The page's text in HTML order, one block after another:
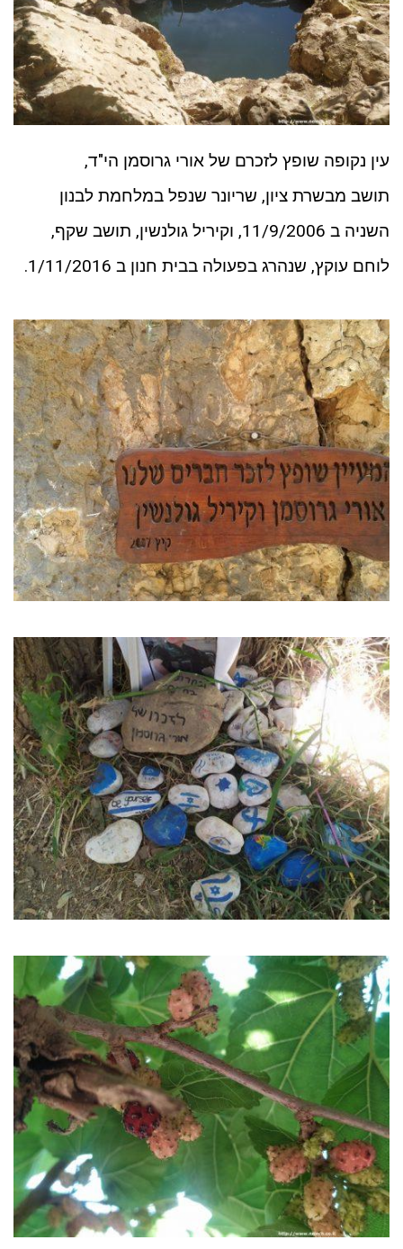
עין נקופה שופץ לזכרם של אורי גרוסמן הי"ד,
תושב מבשרת ציון, שריונר שנפל במלחמת לבנון
השניה ב 11/9/2006, וקיריל גולנשין, תושב שקף,
לוחם עוקץ, שנהרג בפעולה בבית חנון ב 1/11/2016.